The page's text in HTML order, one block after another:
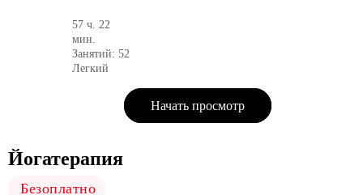
57 ч. 22
мин.
Занятий: 52
Легкий
Начать просмотр
Йогатерапия
Безоплатно